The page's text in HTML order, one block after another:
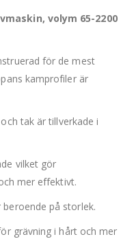
volym 65-2200
för de mest
kamprofiler är
tak är tillverkade i
vilket gör
mer effektivt.
beroende på storlek.
grävning i hårt och mer